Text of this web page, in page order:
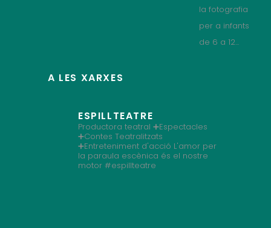
la fotografia
per a infants
de 6 a 12...
A LES XARXES
ESPILLTEATRE
Productora teatral ➕Espectacles
➕Contes Teatralitzats
➕Entreteniment d'acció L'amor per
la paraula escènica és el nostre
motor #espillteatre